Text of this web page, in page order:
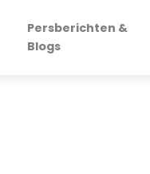
Persberichten &
Blogs